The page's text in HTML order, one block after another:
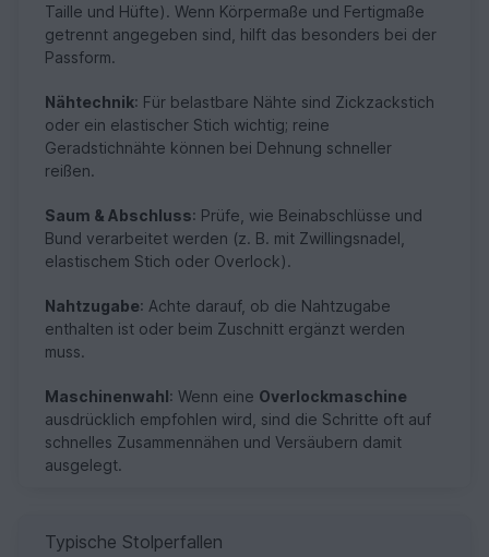
Taille und Hüfte). Wenn Körpermaße und Fertigmaße
getrennt angegeben sind, hilft das besonders bei der
Passform.
Nähtechnik: Für belastbare Nähte sind Zickzackstich
oder ein elastischer Stich wichtig; reine
Geradstichnähte können bei Dehnung schneller
reißen.
Saum & Abschluss: Prüfe, wie Beinabschlüsse und
Bund verarbeitet werden (z. B. mit Zwillingsnadel,
elastischem Stich oder Overlock).
Nahtzugabe: Achte darauf, ob die Nahtzugabe
enthalten ist oder beim Zuschnitt ergänzt werden
muss.
Maschinenwahl: Wenn eine Overlockmaschine
ausdrücklich empfohlen wird, sind die Schritte oft auf
schnelles Zusammennähen und Versäubern damit
ausgelegt.
Typische Stolperfallen